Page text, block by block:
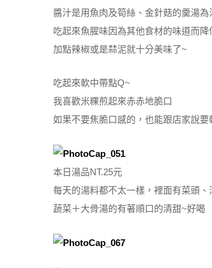
醬汁是用魚肉及筍絲、金針菇的羹湯為
吃起來魚腥味因為其他食材的味道而降
加點辣椒或是蒜泥就十分美味了~
吃起來軟中帶點Q~
我喜歡米粿煎起來赤赤地脆口
如果不要焦脆口感的，也能跟店家說要
本日湯品NT.25元
每天的湯料都不太一樣，裡面有菜頭
蔬菜＋大骨湯的有著順口的清甜~好喝